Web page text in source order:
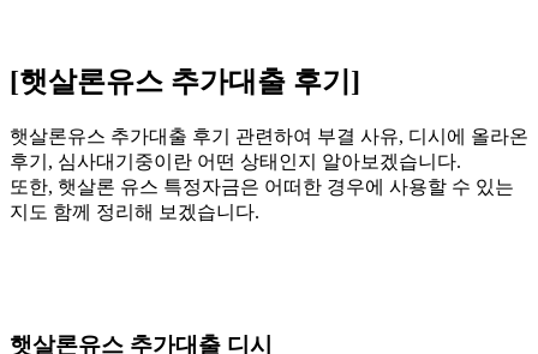
[햇살론유스 추가대출 후기]
햇살론유스 추가대출 후기 관련하여 부결 사유, 디시에 올라온
후기, 심사대기중이란 어떤 상태인지 알아보겠습니다.
또한, 햇살론 유스 특정자금은 어떠한 경우에 사용할 수 있는
지도 함께 정리해 보겠습니다.
햇살론유스 추가대출 디시